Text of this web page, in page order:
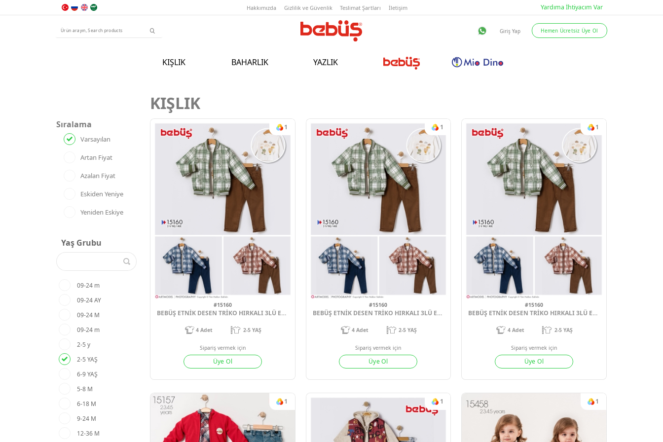
Hakkımızda Gizlilik ve Güvenlik
KIŞLIK BAHARLIK YAZLIK
KIŞLIK
Sıralama
Varsayılan
Artan Fiyat
Azalan Fiyat
Eskiden Yeniye
Yeniden Eskiye
Yaş Grubu
09-24 m
09-24 AY
09-24 M
09-24 m
2-5 y
2-5 YAŞ
6-9 YAŞ
5-8 M
6-18 M
9-24 M
12-36 M
#15160
4Adet 2-5 YAŞ
Sipariş vermek için
Üye Ol
1
4Adet 2-5 YAŞ
Sipariş vermek için
Üye Ol
4Adet
Sipariş vermek için